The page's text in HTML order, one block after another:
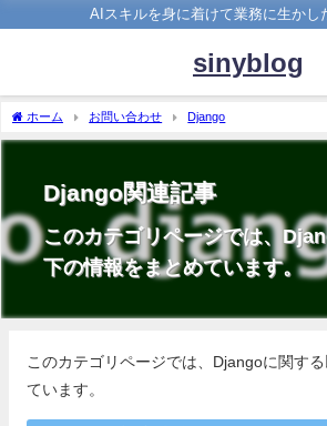
AIスキルを身に着けて業務に生かし
sinyblog
ホーム お問い合わせ Django
Django関連記事
このカテゴリページでは、
下の情報をまとめています。
このカテゴリページでは、Djangoに関す
ています。